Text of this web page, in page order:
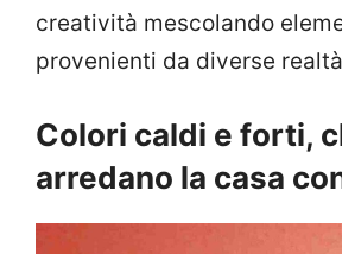
creatività mescolando
provenienti da diverse
Colori caldi e forti,
arredano la casa